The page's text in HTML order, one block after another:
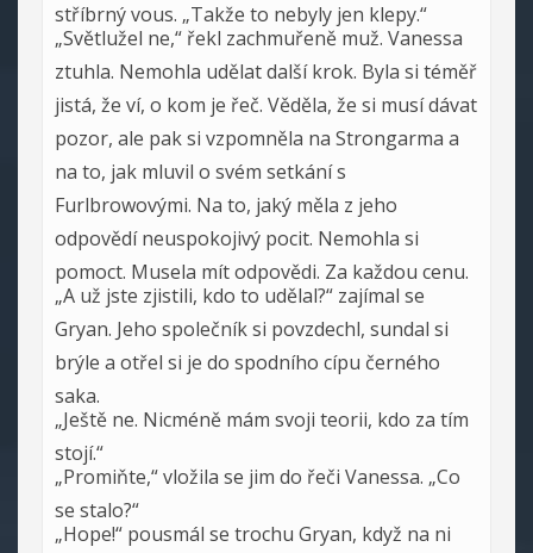
stříbrný vous. „Takže to nebyly jen klepy.“
„Světlužel ne,“ řekl zachmuřeně muž. Vanessa
ztuhla. Nemohla udělat další krok. Byla si téměř
jistá, že ví, o kom je řeč. Věděla, že si musí dávat
pozor, ale pak si vzpomněla na Strongarma a
na to, jak mluvil o svém setkání s
Furlbrowovými. Na to, jaký měla z jeho
odpovědí neuspokojivý pocit. Nemohla si
pomoct. Musela mít odpovědi. Za každou cenu.
„A už jste zjistili, kdo to udělal?“ zajímal se
Gryan. Jeho společník si povzdechl, sundal si
brýle a otřel si je do spodního cípu černého
saka.
„Ještě ne. Nicméně mám svoji teorii, kdo za tím
stojí.“
„Promiňte,“ vložila se jim do řeči Vanessa. „Co
se stalo?“
„Hope!“ pousmál se trochu Gryan, když na ni